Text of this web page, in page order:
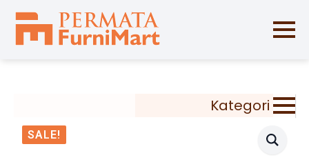
Kategori
SALE!